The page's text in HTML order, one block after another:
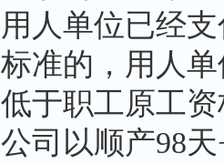
用人单位已经
标准的，用人
低于职工原工
公司以顺产98